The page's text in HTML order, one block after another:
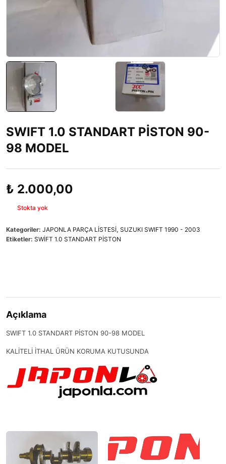
SWIFT 1.0 STANDART PİSTON 90-
98 MODEL
₺ 2.000,00
Stokta yok
Kategoriler: JAPONLA PARÇA LİSTESİ, SUZUKI SWIFT 1990 - 2003
Etiketler: SWİFT 1.0 STANDART PİSTON
Açıklama
SWIFT 1.0 STANDART PİSTON 90-98 MODEL
KALİTELİ İTHAL ÜRÜN KORUMA KUTUSUNDA